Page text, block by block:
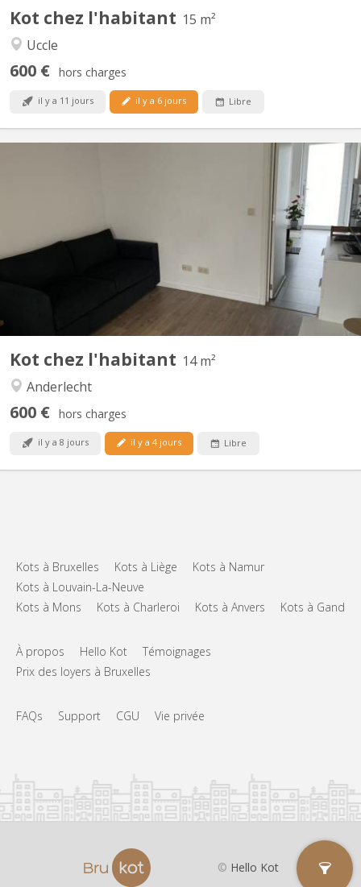
Kot chez l'habitant 15 m²
Uccle
600 € hors charges
il y a 11 jours il y a 6 jours Libre
Kot chez l'habitant 14 m²
Anderlecht
600 € hors charges
il y a 8 jours il y a 4 jours Libre
BK 19112
Belle chambre meublée au rdc, accès jardin. Cuisine à partager.
Une salle de douche avec évier privée. Une toilette privée.
Proximité Erasme / Ceria et transports en commun. Maison
calme, environnement verdoyant. Recherche personne calme et
respectueuse.
Kots à Bruxelles Kots à Liège
Kots à Namur
Kots à Louvain-La-Neuve
Kots à Mons
Kots à Charleroi Kots à Anvers Kots à Gand
À propos Hello Kot
Témoignages
Prix des loyers à Bruxelles
FAQs Support CGU Vie privée
© Hello Kot